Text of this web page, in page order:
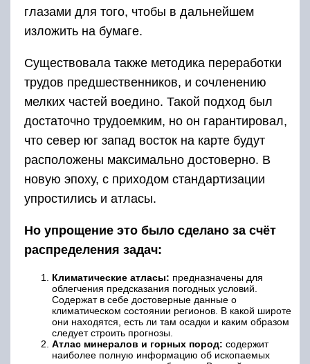
глазами для того, чтобы в дальнейшем
изложить на бумаге.
Существовала также методика переработки
трудов предшественников, и сочленению
мелких частей воедино. Такой подход был
достаточно трудоемким, но он гарантировал,
что север юг запад восток на карте будут
расположены максимально достоверно. В
новую эпоху, с приходом стандартизации
упростились и атласы.
Но упрощение это было сделано за счёт
распределения задач:
Климатические атласы: предназначены для
облегчения предсказания погодных условий.
Содержат в себе достоверные данные о
климатическом состоянии регионов. В какой широте
они находятся, есть ли там осадки и каким образом
следует строить прогнозы.
Атлас минералов и горных пород: содержит
наиболее полную информацию об ископаемых